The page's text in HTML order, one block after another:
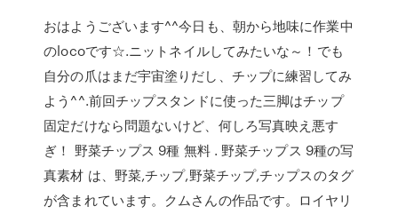
おはようございます^^今日も、朝から地味に作業中
のlocoです☆.ニットネイルしてみたいな～！でも
自分の爪はまだ宇宙塗りだし、チップに練習してみ
よう^^.前回チップスタンドに使った三脚はチップ
固定だけなら問題ないけど、何しろ写真映え悪す
ぎ！ 野菜チップス 9種 無料 . 野菜チップス 9種の写
真素材 は、野菜,チップ,野菜チップ,チップスのタグ
が含まれています。クムさんの作品です。ロイヤリ